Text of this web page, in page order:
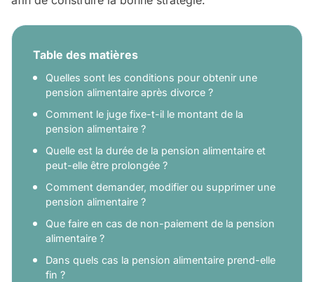
Table des matières
Quelles sont les conditions pour obtenir une
pension alimentaire après divorce ?
Comment le juge fixe-t-il le montant de la
pension alimentaire ?
Quelle est la durée de la pension alimentaire et
peut-elle être prolongée ?
Comment demander, modifier ou supprimer une
pension alimentaire ?
Que faire en cas de non-paiement de la pension
alimentaire ?
Dans quels cas la pension alimentaire prend-elle
fin ?